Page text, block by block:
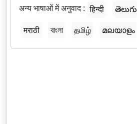
अन्य भाषाओं में अनुवाद : हिन्दी తెలుగు
मराठी
বাংলা தமிழ் മലയാളം